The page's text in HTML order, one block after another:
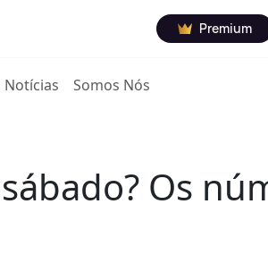
Premium
Notícias Somos Nós
Os